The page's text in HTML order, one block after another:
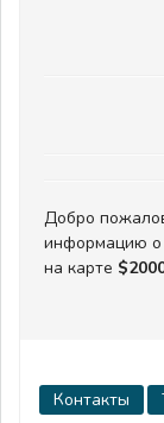
Добро
информацию о
на карте
Контакты